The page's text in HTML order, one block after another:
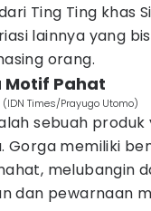
Ting Ting khas
lainnya yang
orang.
Motif Pahat
Times/Prayugo Utomo)
sebuah
Gorga memiliki
melubangin
dan pewarnaan